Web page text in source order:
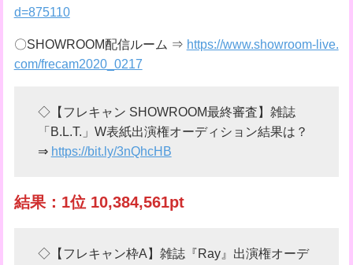
d=875110
〇SHOWROOM配信ルーム ⇒ https://www.showroom-live.
com/frecam2020_0217
◇【フレキャン SHOWROOM最終審査】雑誌
「B.L.T.」W表紙出演権オーディション結果は？
⇒ https://bit.ly/3nQhcHB
結果：1位 10,384,561pt
◇【フレキャン枠A】雑誌『Ray』出演権オーデ